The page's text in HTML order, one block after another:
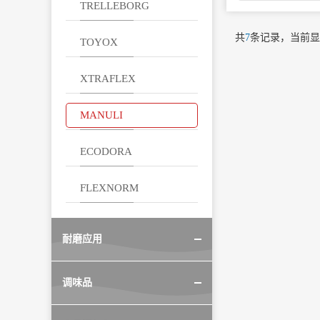
TRELLEBORG
TOYOX
XTRAFLEX
MANULI
ECODORA
FLEXNORM
耐磨应用
调味品
共7条记录，当前